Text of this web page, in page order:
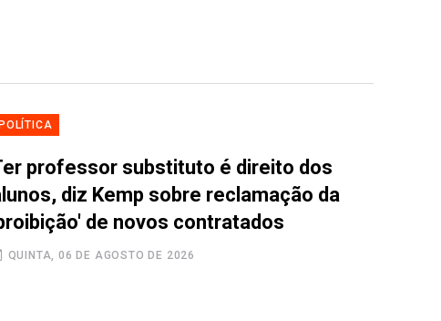
professor substituto é direito dos
diz Kemp sobre reclamação da
de novos contratados
QUINTA, 06 DE AGOSTO DE 2026